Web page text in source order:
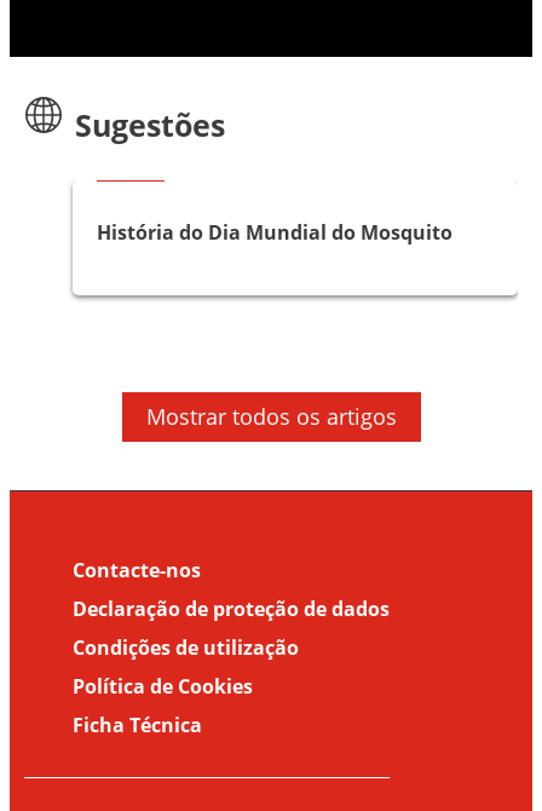
Sugestões
História do Dia Mundial do Mosquito
Artigos
a picada
Doenças transmitidas por Vetores
Factos sobre as doenças transmitidas
pelos mosquitos (Parte 1)
Mostrar todos os artigos
Contacte-nos
Declaração de proteção de dados
Condições de utilização
Política de Cookies
Ficha Técnica